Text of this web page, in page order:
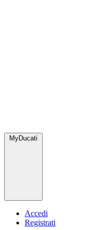
MyDucati
Accedi
Registrati